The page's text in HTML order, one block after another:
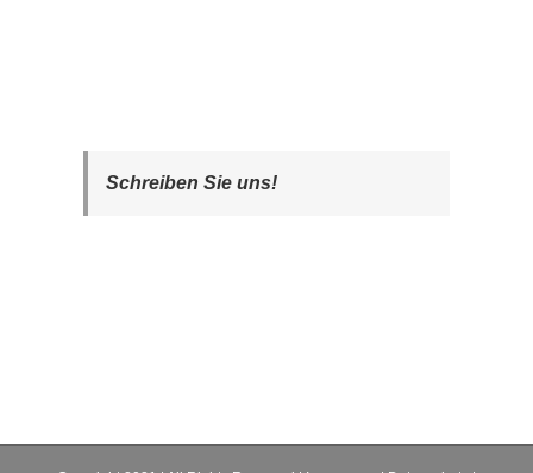
Schreiben Sie uns!